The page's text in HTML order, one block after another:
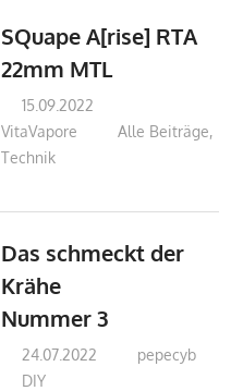
SQuape A[rise] RTA
22mm MTL
15.09.2022
VitaVapore
Alle Beiträge,
Technik
Das schmeckt der
Krähe
Nummer 3
24.07.2022
pepecyb
DIY